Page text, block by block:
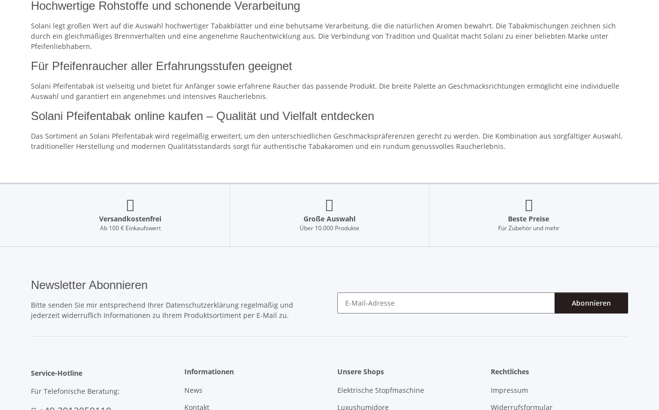
Hochwertige Rohstoffe und schonende Verarbeitung
Solani legt großen Wert auf die Auswahl hochwertiger Tabakblätter und eine behutsame Verarbeitung, die die natürlichen Aromen bewahrt. Die Tabakmischungen zeichnen sich
durch ein gleichmäßiges Brennverhalten und eine angenehme Rauchentwicklung aus. Die Verbindung von Tradition und Qualität macht Solani zu einer beliebten Marke unter
Pfeifenliebhabern.
Für Pfeifenraucher aller Erfahrungsstufen geeignet
Solani Pfeifentabak ist vielseitig und bietet für Anfänger sowie erfahrene Raucher das passende Produkt. Die breite Palette an Geschmacksrichtungen ermöglicht eine individuelle
Auswahl und garantiert ein angenehmes und intensives Raucherlebnis.
Solani Pfeifentabak online kaufen – Qualität und Vielfalt entdecken
Das Sortiment an Solani Pfeifentabak wird regelmäßig erweitert, um den unterschiedlichen Geschmackspräferenzen gerecht zu werden. Die Kombination aus sorgfältiger Auswahl,
traditioneller Herstellung und modernen Qualitätsstandards sorgt für authentische Tabakaromen und ein rundum genussvolles Raucherlebnis.
Versandkostenfrei
Ab 100 € Einkaufswert
Große Auswahl
Über 10.000 Produkte
Beste Preise
Für Zubehör und mehr
Newsletter Abonnieren
Bitte senden Sie mir entsprechend Ihrer Datenschutzerklärung regelmäßig und
jederzeit widerruflich Informationen zu Ihrem Produktsortiment per E-Mail zu.
Abonnieren
Service-Hotline
Für Telefonische Beratung:
Informationen
News
Kontakt
Unsere Shops
Elektrische Stopfmaschine
Luxushumidore
Rechtliches
Impressum
Widerrufsformular